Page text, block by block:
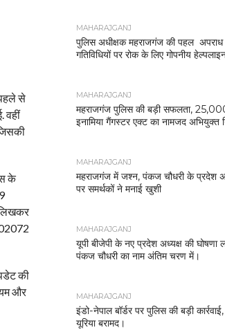
से
वहीं
के
की
और
MAHARAJGANJ
पुलिस अधीक्षक महराजगंज की पहल
गतिविधियों पर रोक के लिए गोपनीय
MAHARAJGANJ
महराजगंज पुलिस की बड़ी सफलता,
इनामिया गैंगस्टर एक्ट का नामजद अभियुक्त
MAHARAJGANJ
महराजगंज में जश्न, पंकज चौधरी के प्रदेश
पर समर्थकों ने मनाई खुशी
MAHARAJGANJ
यूपी बीजेपी के नए प्रदेश अध्यक्ष की घोषणा
पंकज चौधरी का नाम अंतिम चरण में।
MAHARAJGANJ
इंडो-नेपाल बॉर्डर पर पुलिस की बड़ी
यूरिया बरामद।